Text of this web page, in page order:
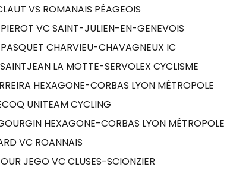
VS ROMANAIS PÉAGEOIS
VC SAINT-JULIEN-EN-GENEVOIS
CHARVIEU-CHAVAGNEUX IC
LA MOTTE-SERVOLEX CYCLISME
HEXAGONE-CORBAS LYON MÉTROPOLE
UNITEAM CYCLING
HEXAGONE-CORBAS LYON MÉTROPOLE
VC ROANNAIS
JEGO VC CLUSES-SCIONZIER